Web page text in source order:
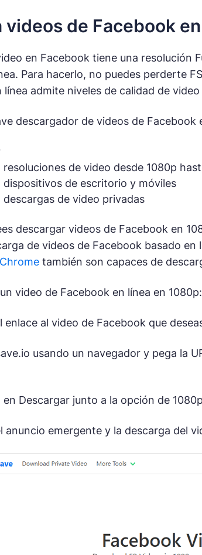
videos de Facebook
en Facebook tiene una resolución
Para hacerlo, no puedes perderte
línea admite niveles de calidad de
descargador de videos de Facebook
de video desde 1080p
de escritorio y móviles
de video privadas
descargar videos de Facebook en
de videos de Facebook basado
también son capaces de
video de Facebook en línea en 1080p:
enlace al video de Facebook que
usando un navegador y pega la
en Descargar junto a la opción de
anuncio emergente y la descarga del